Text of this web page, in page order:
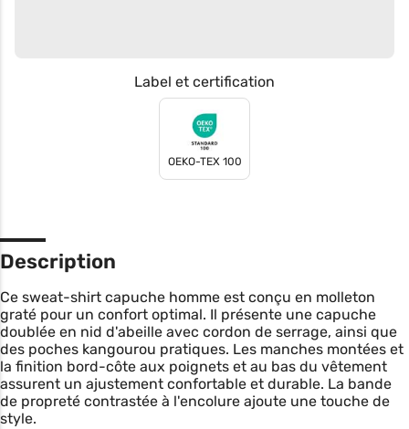
Label et certification
OEKO-TEX 100
Description
Ce sweat-shirt capuche homme est conçu en molleton
graté pour un confort optimal. Il présente une capuche
doublée en nid d'abeille avec cordon de serrage, ainsi que
des poches kangourou pratiques. Les manches montées et
la finition bord-côte aux poignets et au bas du vêtement
assurent un ajustement confortable et durable. La bande
de propreté contrastée à l'encolure ajoute une touche de
style.